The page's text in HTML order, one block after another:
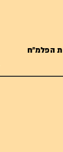
הפלמ"ח